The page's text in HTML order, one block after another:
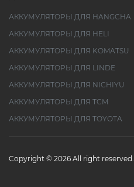
АККУМУЛЯТОРЫ ДЛЯ HANGCHA
АККУМУЛЯТОРЫ ДЛЯ HELI
АККУМУЛЯТОРЫ ДЛЯ KOMATSU
АККУМУЛЯТОРЫ ДЛЯ LINDE
АККУМУЛЯТОРЫ ДЛЯ NICHIYU
АККУМУЛЯТОРЫ ДЛЯ TCM
АККУМУЛЯТОРЫ ДЛЯ TOYOTA
Copyright © 2026 All right reserved.